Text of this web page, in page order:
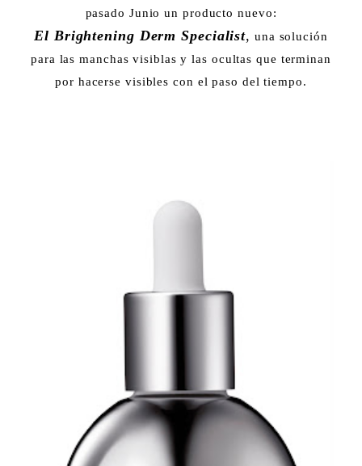
pasado Junio un producto nuevo:
El Brightening Derm Specialist, una solución
para las manchas visiblas y las ocultas que terminan
por hacerse visibles con el paso del tiempo.